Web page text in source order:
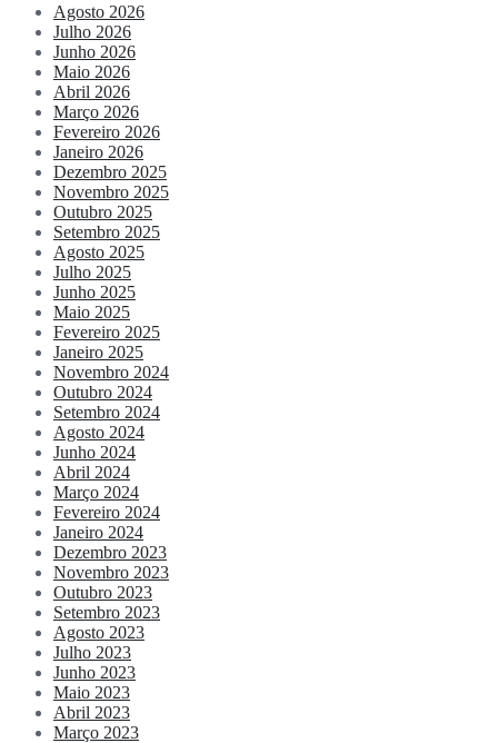
Agosto 2026
Julho 2026
Junho 2026
Maio 2026
Abril 2026
Março 2026
Fevereiro 2026
Janeiro 2026
Dezembro 2025
Novembro 2025
Outubro 2025
Setembro 2025
Agosto 2025
Julho 2025
Junho 2025
Maio 2025
Fevereiro 2025
Janeiro 2025
Novembro 2024
Outubro 2024
Setembro 2024
Agosto 2024
Junho 2024
Abril 2024
Março 2024
Fevereiro 2024
Janeiro 2024
Dezembro 2023
Novembro 2023
Outubro 2023
Setembro 2023
Agosto 2023
Julho 2023
Junho 2023
Maio 2023
Abril 2023
Março 2023